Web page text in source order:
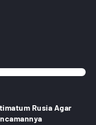
Rusia Agar